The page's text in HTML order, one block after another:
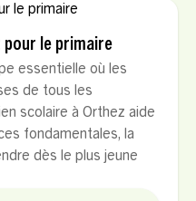
le primaire
essentielle où les
de tous les
scolaire à Orthez aide
fondamentales, la
dès le plus jeune